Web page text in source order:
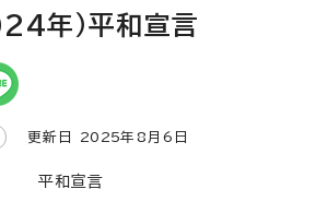
年）平和宣言
更新日 2025年8月6日
平和宣言